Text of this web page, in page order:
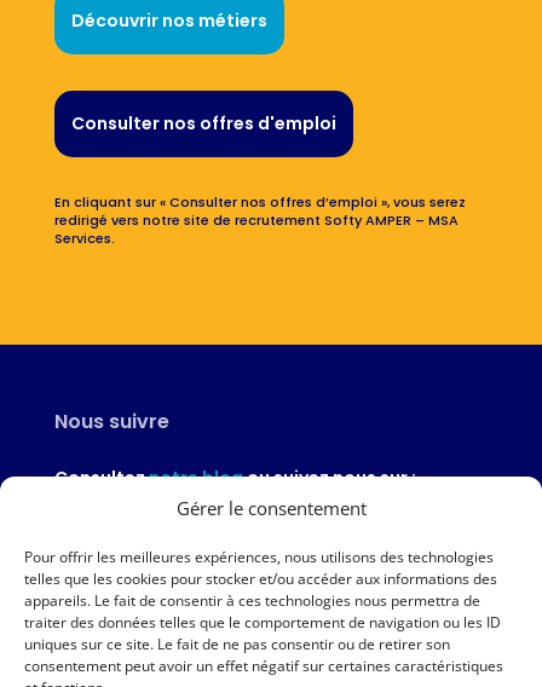
Gérer le consentement
Pour offrir les meilleures expériences, nous utilisons des technologies
telles que les cookies pour stocker et/ou accéder aux informations des
appareils. Le fait de consentir à ces technologies nous permettra de
traiter des données telles que le comportement de navigation ou les ID
uniques sur ce site. Le fait de ne pas consentir ou de retirer son
consentement peut avoir un effet négatif sur certaines caractéristiques
Découvrir nos métiers
Consulter nos offres d'emploi
En cliquant sur « Consulter nos offres d’emploi », vous serez
redirigé vers notre site de recrutement Softy AMPER – MSA
Services.
Nous suivre
Consulteznotre blogou suivez nous sur :
Nous contacter
02 97 46 51 97